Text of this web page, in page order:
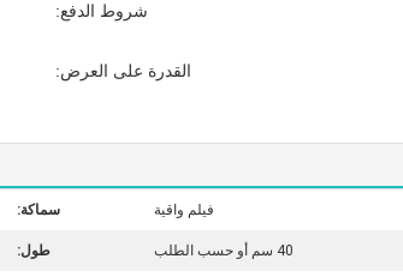
شروط الدفع:
القدرة على العرض:
فيلم واقية سماكة:
40 سم أو حسب الطلب طول: